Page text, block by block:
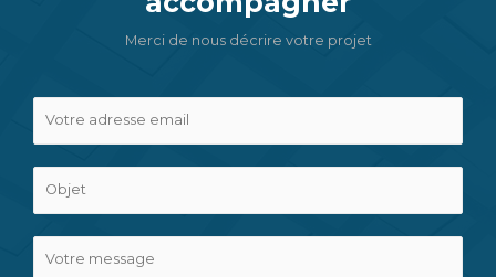
Merci de nous décrire votre projet